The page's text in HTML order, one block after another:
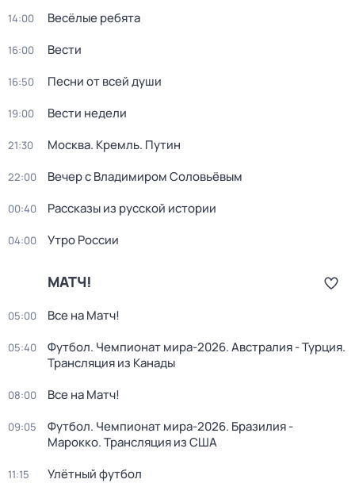
14:00 Весёлые ребята
16:00 Вести
16:50 Песни от всей души
19:00 Вести недели
21:30 Москва. Кремль. Путин
22:00 Вечер с Владимиром Соловьёвым
00:40 Рассказы из русской истории
04:00 Утро России
МАТЧ!
05:00 Все на Матч!
05:40
Футбол. Чемпионат мира-2026. Австралия - Турция.
Трансляция из Канады
08:00 Все на Матч!
09:05
Футбол. Чемпионат мира-2026. Бразилия -
Марокко. Трансляция из США
11:15 Улётный футбол